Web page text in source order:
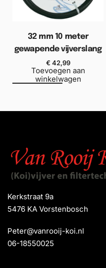
32 mm 10 meter
gewapende vijverslang
€ 42,99
Toevoegen aan
winkelwagen
Kerkstraat 9a
5476 KA Vorstenbosch
Peter@vanrooij-koi.nl
06-18550025